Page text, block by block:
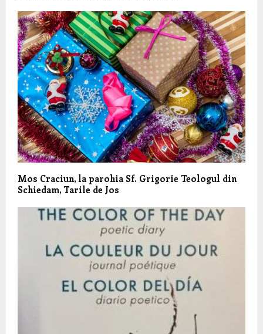
Mos Craciun, la parohia Sf. Grigorie Teologul din
Schiedam, Tarile de Jos